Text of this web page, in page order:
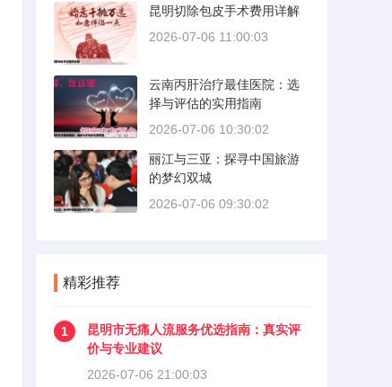
昆明切除包皮手术费用详解
2026-07-06 11:00:03
云南丙肝治疗最佳医院：选
择与评估的实用指南
2026-07-06 10:30:02
丽江与三亚：探寻中国旅游
的梦幻双城
2026-07-06 09:30:02
精彩推荐
1
昆明市无痛人流服务优选指南：真实评
价与专业建议
2026-07-06 21:00:03